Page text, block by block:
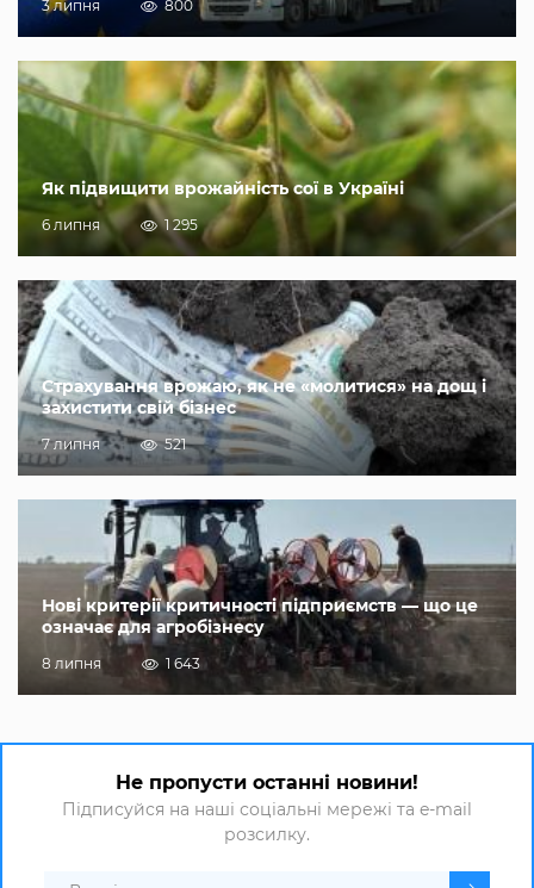
3 липня 800
Як підвищити врожайність сої в Україні
6 липня 1 295
Страхування врожаю, як не «молитися» на дощ і
захистити свій бізнес
7 липня 521
Нові критерії критичності підприємств — що це
означає для агробізнесу
8 липня 1 643
Не пропусти останні новини!
Підписуйся на наші соціальні мережі та e-mail
розсилку.